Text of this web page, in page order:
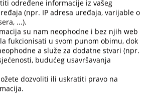
select
date.
Press
the
question
mark
uređenja
om
određene informacije iz vašeg
(npr. IP adresa uređaja, varijable o
...).
su nam neophodne i bez njih web
fukcionisati u svom punom obimu, dok
a služe za dodatne stvari (npr.
budućeg usavršavanja
dozvoliti ili uskratiti pravo na